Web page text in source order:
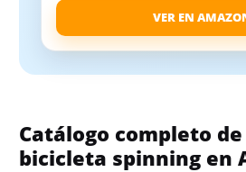
VER EN
Catálogo completo
bicicleta spinning en